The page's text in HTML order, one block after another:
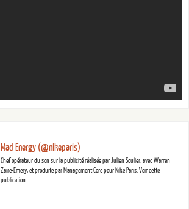
Mad Energy (@nikeparis)
Chef opérateur du son sur la publicité réalisée par Julien Soulier, avec Warren
Zaïre-Emery, et produite par Management Core pour Nike Paris. Voir cette
publication …